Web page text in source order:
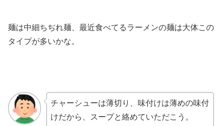
麺は中細ちぢれ麺、最近食べてるラーメンの麺は大体この
タイプが多いかな。
チャーシューは薄切り、味付けは薄めの味付
けだから、スープと絡めていただこう。